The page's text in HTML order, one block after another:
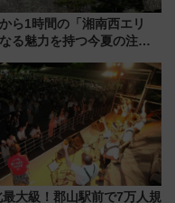
ら1時間の「湘南西エリ
る魅力を持つ今夏の注目
最大級！郡山駅前で7万人規